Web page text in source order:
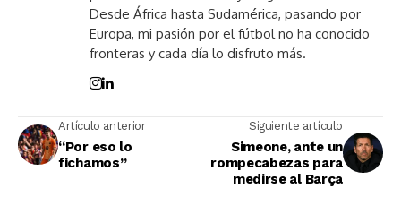
Desde África hasta Sudamérica, pasando por
Europa, mi pasión por el fútbol no ha conocido
fronteras y cada día lo disfruto más.
Artículo anterior
“Por eso lo
fichamos”
Siguiente artículo
Simeone, ante un
rompecabezas para
medirse al Barça